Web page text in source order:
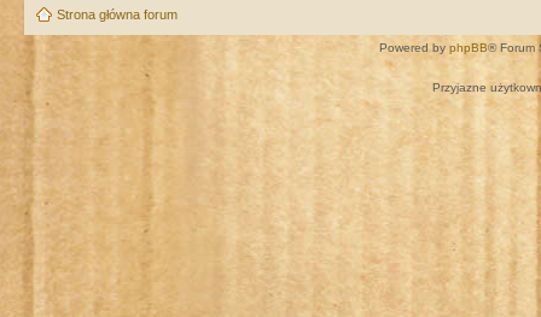
Strona główna forum
Powered by phpBB® Forum
Przyjazne